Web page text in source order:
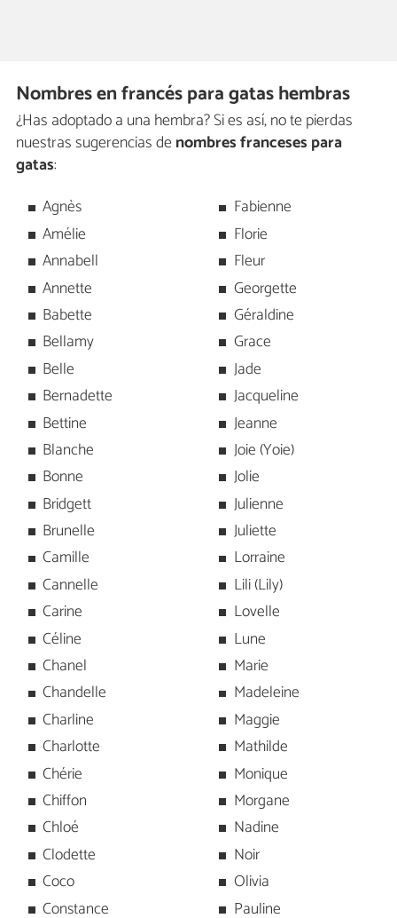
Nombres en francés para gatas hembras
¿Has adoptado a una hembra? Si es así, no te pierdas
nuestras sugerencias denombres franceses para
gatas:
Agnès
Amélie
Annabell
Annette
Babette
Bellamy
Belle
Bernadette
Bettine
Blanche
Bonne
Bridgett
Brunelle
Camille
Cannelle
Carine
Céline
Chanel
Chandelle
Charline
Charlotte
Chérie
Chiffon
Chloé
Clodette
Coco
Constance
Fabienne
Florie
Fleur
Georgette
Géraldine
Grace
Jade
Jacqueline
Jeanne
Joie (Yoie)
Jolie
Julienne
Juliette
Lorraine
Lili (Lily)
Lovelle
Lune
Marie
Madeleine
Maggie
Mathilde
Monique
Morgane
Nadine
Noir
Olivia
Pauline